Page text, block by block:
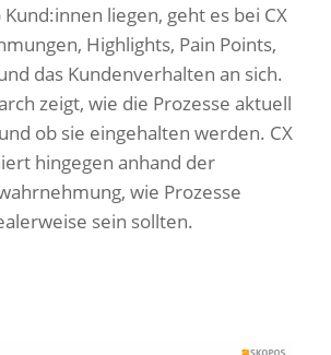
liegen, geht es bei CX
Highlights, Pain Points,
das Kundenverhalten an sich.
zeigt, wie die Prozesse aktuell
ob sie eingehalten werden. CX
hingegen anhand der
wie Prozesse
sein sollten.